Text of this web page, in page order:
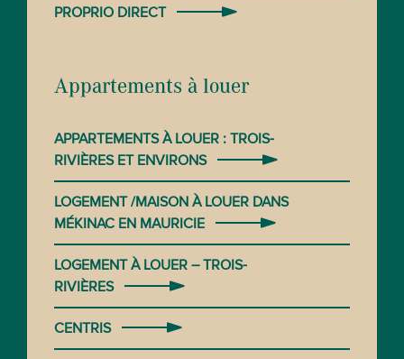
PROPRIO DIRECT
Appartements à louer
APPARTEMENTS À LOUER : TROIS-
RIVIÈRES ET ENVIRONS
LOGEMENT /MAISON À LOUER DANS
MÉKINAC EN MAURICIE
LOGEMENT À LOUER – TROIS-
RIVIÈRES
CENTRIS